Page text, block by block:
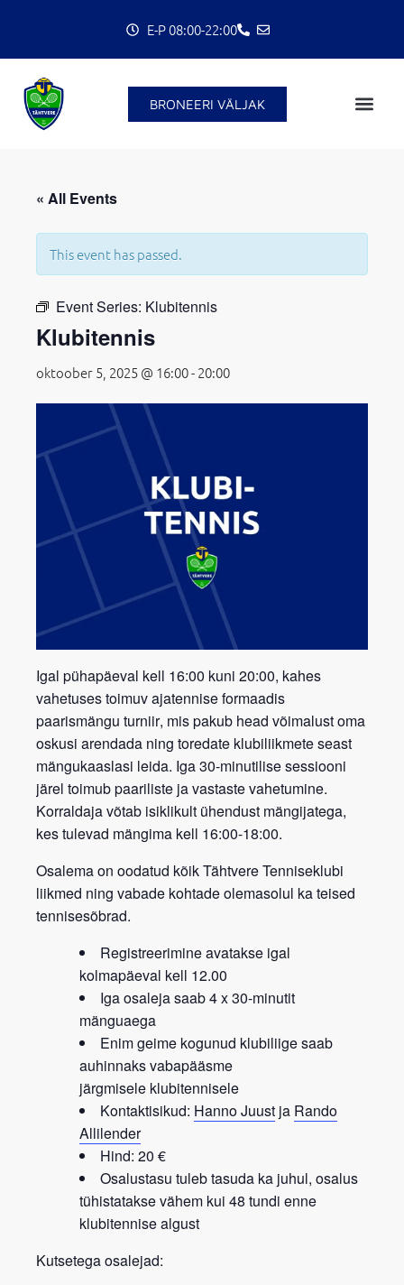
content
E-P 08:00-22:00
BRONEERI VÄLJAK
« All Events
This event has passed.
Event Series: Klubitennis
Klubitennis
oktoober 5, 2025 @ 16:00-20:00
Igal pühapäeval kell 16:00 kuni 20:00, kahes
vahetuses toimuv ajatennise formaadis
paarismängu turniir, mis pakub head võimalust oma
oskusi arendada ning toredate klubiliikmete seast
mängukaaslasi leida. Iga 30-minutilise sessiooni
järel toimub paariliste ja vastaste vahetumine.
Korraldaja võtab isiklikult ühendust mängijatega,
kes tulevad mängima kell 16:00-18:00.
Osalema on oodatud kõikTähtvere Tenniseklubi
liikmed ning vabade kohtade olemasolul ka teised
tennisesõbrad.
Registreerimine avatakse igal
kolmapäeval kell 12.00
Iga osaleja saab 4 x 30-minutit
mänguaega
Enim geime kogunud klubiliige saab
auhinnaks vabapääsme
järgmisele klubitennisele
Kontaktisikud: Hanno Juust ja Rando
Allilender
Hind: 20 €
Osalustasu tuleb tasuda ka juhul, osalus
tühistatakse vähem kui 48 tundi enne
klubitennise algust
Kutsetega osalejad: